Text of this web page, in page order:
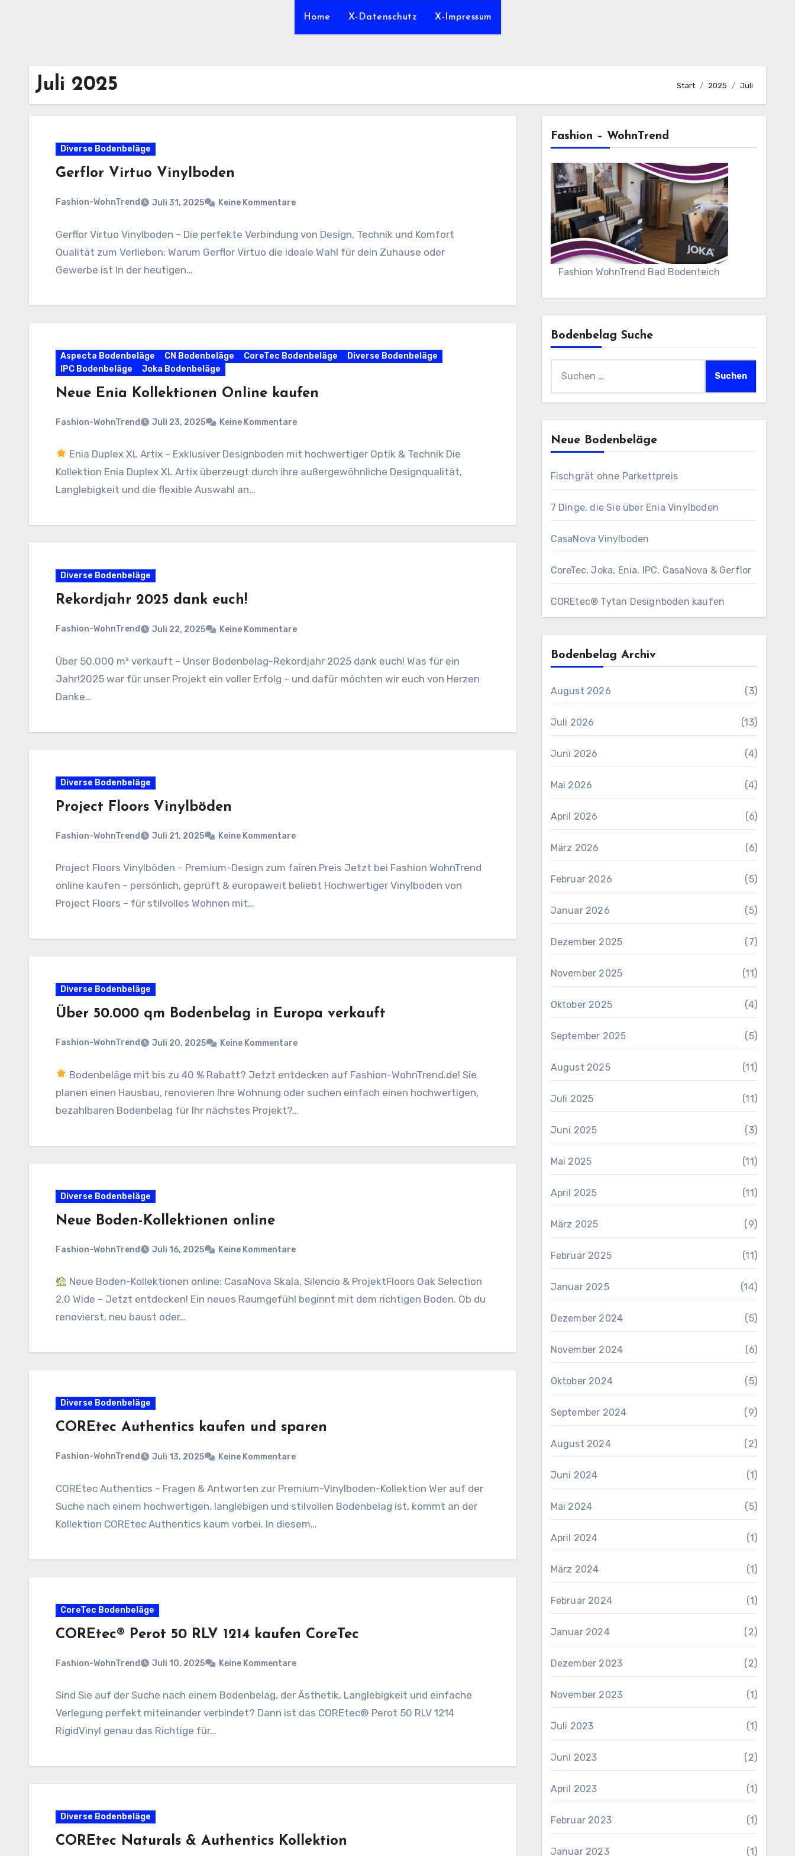
Home X-Datenschutz X-Impressum
Juli 2025 Start 2025 Juli
Diverse Bodenbeläge
Gerflor Virtuo Vinylboden
Fashion-WohnTrend Juli 31, 2025 Keine Kommentare
Gerflor Virtuo Vinylboden – Die perfekte Verbindung von Design, Technik und Komfort
Qualität zum Verlieben: Warum Gerflor Virtuo die ideale Wahl für dein Zuhause oder
Gewerbe ist In der heutigen…
Aspecta Bodenbeläge CN Bodenbeläge CoreTec Bodenbeläge
Diverse Bodenbeläge
IPC Bodenbeläge
Joka Bodenbeläge
Neue Enia Kollektionen Online kaufen
Fashion-WohnTrend Juli 23, 2025 Keine Kommentare
Enia Duplex XL Artix – Exklusiver Designboden mit hochwertiger Optik & Technik Die
Kollektion Enia Duplex XL Artix überzeugt durch ihre außergewöhnliche Designqualität,
Langlebigkeit und die flexible Auswahl an…
Diverse Bodenbeläge
Rekordjahr 2025 dank euch!
Fashion-WohnTrend Juli 22, 2025 Keine Kommentare
Über 50.000 m² verkauft – Unser Bodenbelag-Rekordjahr 2025 dank euch! Was für ein
Jahr!2025 war für unser Projekt ein voller Erfolg – und dafür möchten wir euch von Herzen
Danke…
Diverse Bodenbeläge
Project Floors Vinylböden
Fashion-WohnTrend Juli 21, 2025 Keine Kommentare
Project Floors Vinylböden – Premium-Design zum fairen Preis Jetzt bei Fashion WohnTrend
online kaufen – persönlich, geprüft & europaweit beliebt Hochwertiger Vinylboden von
Project Floors – für stilvolles Wohnen mit…
Diverse Bodenbeläge
Über 50.000 qm Bodenbelag in Europa verkauft
Fashion-WohnTrend Juli 20, 2025 Keine Kommentare
Bodenbeläge mit bis zu 40 % Rabatt? Jetzt entdecken auf Fashion-WohnTrend.de! Sie
planen einen Hausbau, renovieren Ihre Wohnung oder suchen einfach einen hochwertigen,
bezahlbaren Bodenbelag für Ihr nächstes Projekt?…
Diverse Bodenbeläge
Neue Boden-Kollektionen online
Fashion-WohnTrend Juli 16, 2025 Keine Kommentare
Neue Boden-Kollektionen online: CasaNova Skala, Silencio & ProjektFloors Oak Selection
2.0 Wide – Jetzt entdecken! Ein neues Raumgefühl beginnt mit dem richtigen Boden. Ob du
renovierst, neu baust oder…
Diverse Bodenbeläge
COREtec Authentics kaufen und sparen
Fashion-WohnTrend Juli 13, 2025 Keine Kommentare
COREtec Authentics – Fragen & Antworten zur Premium-Vinylboden-Kollektion Wer auf der
Suche nach einem hochwertigen, langlebigen und stilvollen Bodenbelag ist, kommt an der
Kollektion COREtec Authentics kaum vorbei. In diesem…
CoreTec Bodenbeläge
COREtec® Perot 50 RLV 1214 kaufen CoreTec
Fashion-WohnTrend Juli 10, 2025 Keine Kommentare
Sind Sie auf der Suche nach einem Bodenbelag, der Ästhetik, Langlebigkeit und einfache
Verlegung perfekt miteinander verbindet? Dann ist das COREtec® Perot 50 RLV 1214
RigidVinyl genau das Richtige für…
Diverse Bodenbeläge
COREtec Naturals & Authentics Kollektion
Fashion – WohnTrend
Fashion WohnTrend Bad Bodenteich
Bodenbelag Suche
nach:
Neue Bodenbeläge
Fischgrät ohne Parkettpreis
7 Dinge, die Sie über Enia Vinylboden
CasaNova Vinylboden
CoreTec, Joka, Enia, IPC, CasaNova & Gerflor
COREtec® Tytan Designboden kaufen
Bodenbelag Archiv
August 2026 (3)
Juli 2026 (13)
Juni 2026 (4)
Mai 2026 (4)
April 2026 (6)
März 2026 (6)
Februar 2026 (5)
Januar 2026 (5)
Dezember 2025 (7)
November 2025 (11)
Oktober 2025 (4)
September 2025 (5)
August 2025 (11)
Juli 2025 (11)
Juni 2025 (3)
Mai 2025 (11)
April 2025 (11)
März 2025 (9)
Februar 2025 (11)
Januar 2025 (14)
Dezember 2024 (5)
November 2024 (6)
Oktober 2024 (5)
September 2024 (9)
August 2024 (2)
Juni 2024 (1)
Mai 2024 (5)
April 2024 (1)
März 2024 (1)
Februar 2024 (1)
Januar 2024 (2)
Dezember 2023 (2)
November 2023 (1)
Juli 2023 (1)
Juni 2023 (2)
April 2023 (1)
Februar 2023 (1)
Januar 2023 (1)